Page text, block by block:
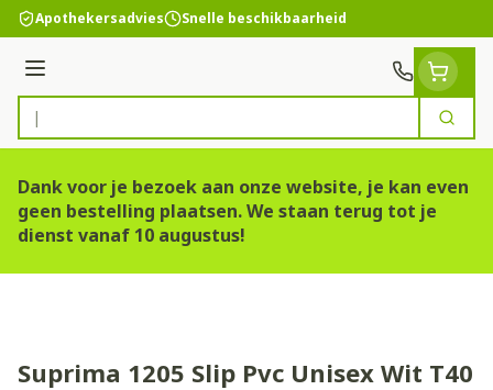
Ga naar de inhoud
Apothekersadvies Snelle beschikbaarheid
Menu
Product, merk, categorie...
Zoek
Dank voor je bezoek aan onze website, je kan even
geen bestelling plaatsen. We staan terug tot je
dienst vanaf 10 augustus!
Suprima 1205 Slip Pvc Unisex Wit T40